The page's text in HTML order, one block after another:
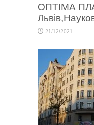
ОПТІМА
21/12/2021